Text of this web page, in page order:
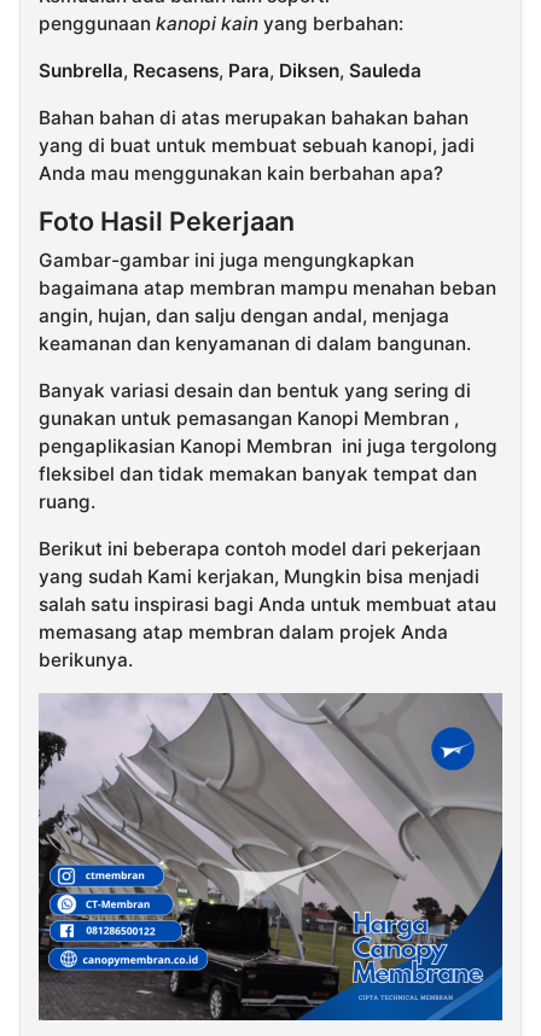
penggunaan kanopi kain yang berbahan:
Sunbrella, Recasens, Para, Diksen, Sauleda
Bahan bahan di atas merupakan bahakan bahan
yang di buat untuk membuat sebuah kanopi, jadi
Anda mau menggunakan kain berbahan apa?
Foto Hasil Pekerjaan
Gambar-gambar ini juga mengungkapkan
bagaimana atap membran mampu menahan beban
angin, hujan, dan salju dengan andal, menjaga
keamanan dan kenyamanan di dalam bangunan.
Banyak variasi desain dan bentuk yang sering di
gunakan untuk pemasangan Kanopi Membran ,
pengaplikasian Kanopi Membran ini juga tergolong
fleksibel dan tidak memakan banyak tempat dan
ruang.
Berikut ini beberapa contoh model dari pekerjaan
yang sudah Kami kerjakan, Mungkin bisa menjadi
salah satu inspirasi bagi Anda untuk membuat atau
memasang atap membran dalam projek Anda
berikunya.